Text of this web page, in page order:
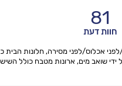
81
חוות דעת
לפני אכלוס/לפני מסירה, חלונות הבית
שואב מים, ארונות מטבח כולל השיש